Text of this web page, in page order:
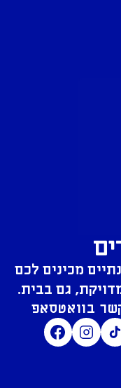
מכינים לכם
גם בבית.